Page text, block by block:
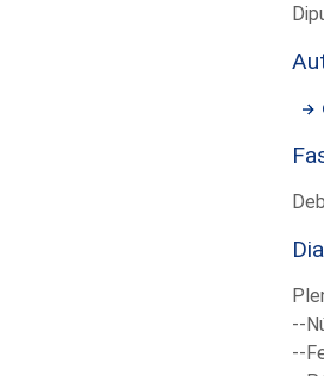
--
--